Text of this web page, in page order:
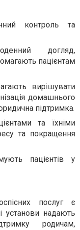
контроль та
догляд,
пацієнтам
вирішувати
домашнього
підтримка.
та їхніми
та покращення
пацієнтів у
послуг є
установи надають
родичам,